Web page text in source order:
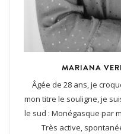
MARIANA
Âgée de 28 ans, je
mon titre le souligne, je
le sud : Monégasque par
Très active,